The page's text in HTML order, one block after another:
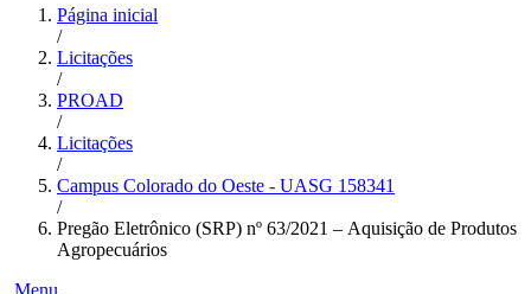
Página inicial
/
Licitações
/
PROAD
/
Licitações
/
Campus Colorado do Oeste - UASG 158341
/
Pregão Eletrônico (SRP) nº 63/2021 – Aquisição de Produtos
Agropecuários
Menu